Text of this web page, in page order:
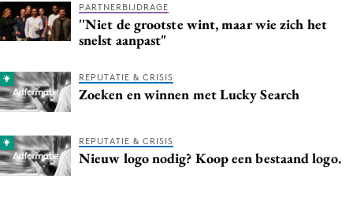
PARTNERBIJDRAGE
''Niet de grootste wint, maar wie zich het
snelst aanpast"
REPUTATIE & CRISIS
Zoeken en winnen met Lucky Search
REPUTATIE & CRISIS
Nieuw logo nodig? Koop een bestaand logo.